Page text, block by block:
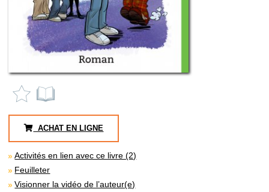
ACHAT EN LIGNE
Activités en lien avec ce livre (2)
Feuilleter
Visionner la vidéo de l’auteur(e)